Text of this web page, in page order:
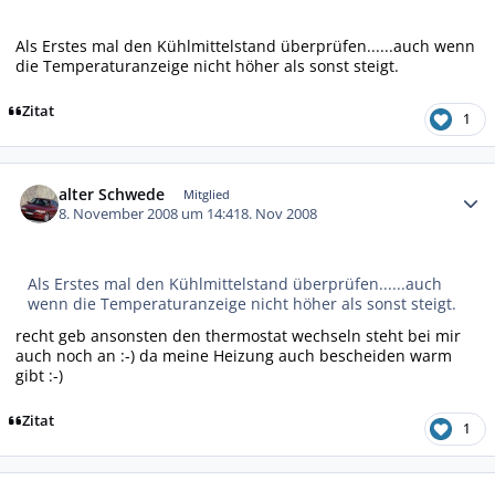
Als Erstes mal den Kühlmittelstand überprüfen......auch wenn
die Temperaturanzeige nicht höher als sonst steigt.
Zitat 1
alter Schwede Mitglied
8. November 2008 um 14:418. Nov 2008
Als Erstes mal den Kühlmittelstand überprüfen......auch
wenn die Temperaturanzeige nicht höher als sonst steigt.
recht geb ansonsten den thermostat wechseln steht bei mir
auch noch an :-) da meine Heizung auch bescheiden warm
gibt :-)
Zitat 1